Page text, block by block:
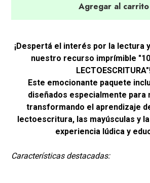
Agregar al carrito
¡Despertá el interés por la lectura
nuestro recurso imprímible "10
Este emocionante paquete
diseñados especialmente para
transformando el aprendizaje
lectoescritura, las mayúsculas y
experiencia lúdica y
Características destacadas: